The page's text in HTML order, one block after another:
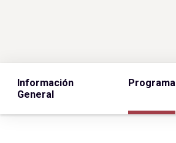
Información
General
Programa